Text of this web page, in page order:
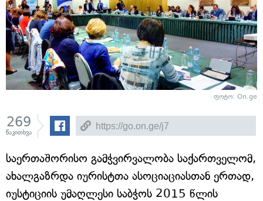
ფოტო: On.ge
269
წაკითხვა
საერთაშორისო გამჭვირვალობა საქართველომ,
ახალგაზრდა იურისტთა ასოციაციასთან ერთად,
იუსტიციის უმაღლესი საბჭოს 2015 წლის